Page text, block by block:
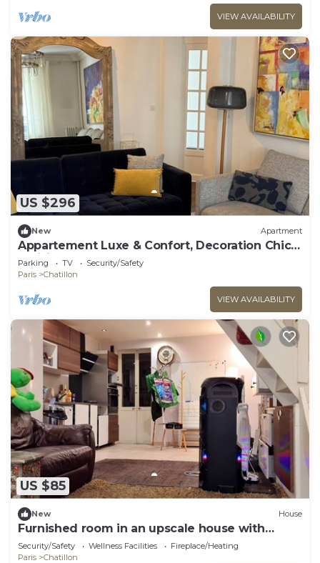
VIEW AVAILABILITY
US $296
New Apartment
Appartement Luxe & Confort, Decoration Chic
Parisien
Parking TV
Security/Safety
Paris
Chatillon
VIEW AVAILABILITY
US $85
New House
Furnished room in an upscale house with
garden near the metro.
Security/Safety Wellness Facilities
Fireplace/Heating
Paris
Chatillon